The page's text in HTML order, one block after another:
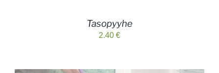
Tasopyyhe
2.40 €